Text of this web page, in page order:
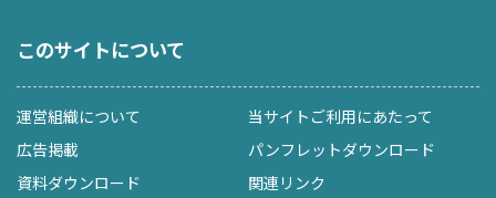
このサイトについて
運営組織について
当サイトご利用にあたって
広告掲載
パンフレットダウンロード
資料ダウンロード
関連リンク